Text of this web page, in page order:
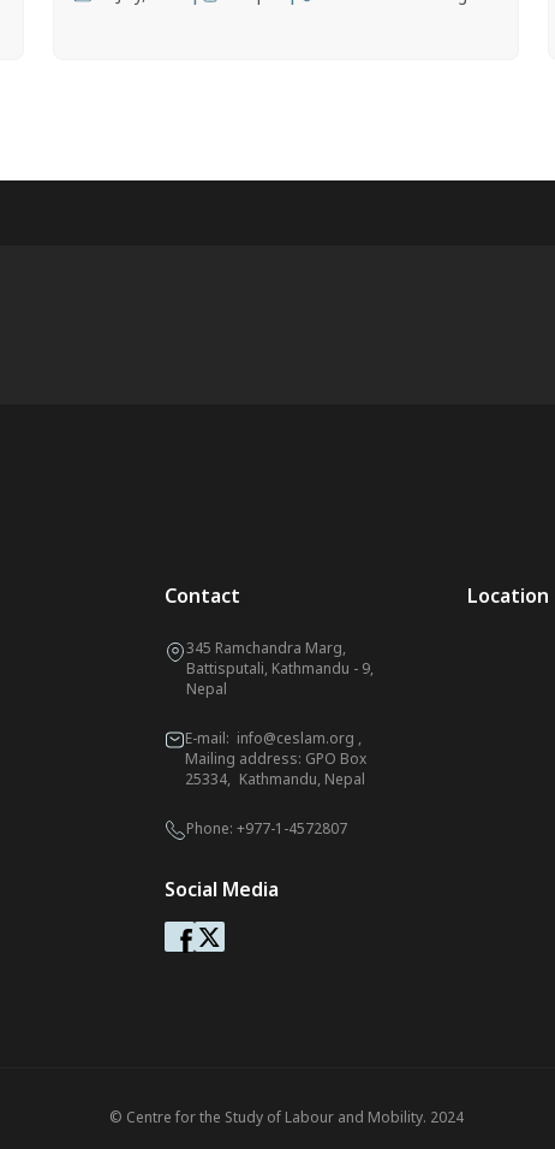
Contact
345 Ramchandra Marg,
Battisputali, Kathmandu - 9,
Nepal
E-mail: info@ceslam.org ,
Mailing address: GPO Box
25334, Kathmandu, Nepal
Phone: +977-1-4572807
Social Media
Location
© Centre for the Study of Labour and Mobility. 2024